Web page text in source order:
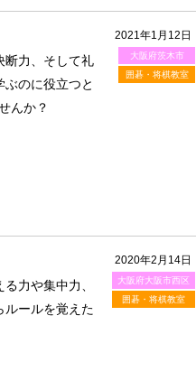
2021年1月12日
大阪府茨木市
囲碁・将棋教室
断力、そして礼
のに役立つと
んか？
2020年2月14日
大阪府大阪市西区
囲碁・将棋教室
力や集中力、
ルールを覚えた